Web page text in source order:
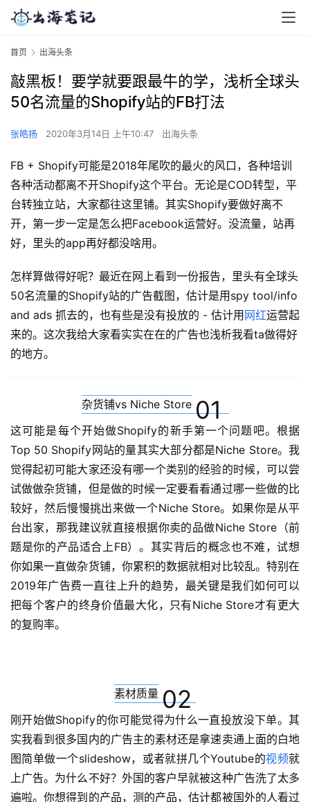
首页 出海头条
敲黑板！要学就要跟最牛的学，浅析全球头
50名流量的Shopify站的FB打法
张皓扬 2020年3月14日 上午10:47 出海头条
FB + Shopify可能是2018年尾吹的最火的风口，各种培训
各种活动都离不开Shopify这个平台。无论是COD转型，平
台转独立站，大家都往这里铺。其实Shopify要做好离不
开，第一步一定是怎么把Facebook运营好。没流量，站再
好，里头的app再好都没啥用。
怎样算做得好呢？最近在网上看到一份报告，里头有全球头
50名流量的Shopify站的广告截图，估计是用spy tool/info
and ads 抓去的，也有些是没有投放的 - 估计用 网红运营起
来的。这次我给大家看实实在在的广告也浅析我看ta做得好
的地方。
杂货铺vs Niche Store 01
这可能是每个开始做Shopify的新手第一个问题吧。根据
Top 50 Shopify网站的量其实大部分都是Niche Store。我
觉得起初可能大家还没有哪一个类别的经验的时候，可以尝
试做做杂货铺，但是做的时候一定要看看通过哪一些做的比
较好，然后慢慢挑出来做一个Niche Store。如果你是从平
台出家，那我建议就直接根据你卖的品做Niche Store（前
题是你的产品适合上FB）。其实背后的概念也不难，试想
你如果一直做杂货铺，你累积的数据就相对比较乱。特别在
2019年广告费一直往上升的趋势，最关键是我们如何可以
把每个客户的终身价值最大化，只有Niche Store才有更大
的复购率。
素材质量 02
刚开始做Shopify的你可能觉得为什么一直投放没下单。其
实我看到很多国内的广告主的素材还是拿速卖通上面的白地
图简单做一个slideshow，或者就拼几个Youtube的视频就
上广告。为什么不好？外国的客户早就被这种广告洗了太多
遍啦。你想得到的产品，测的产品，估计都被国外的人看过